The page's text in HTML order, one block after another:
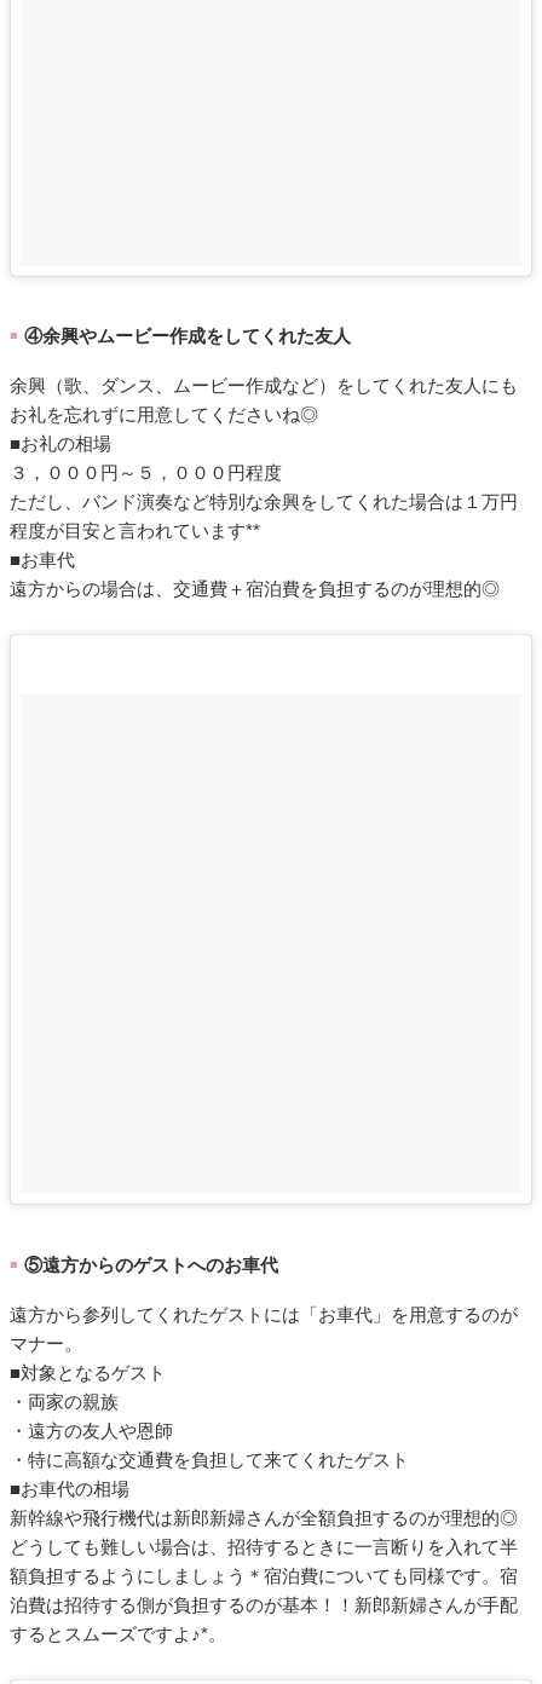
■ ④余興やムービー作成をしてくれた友人
余興（歌、ダンス、ムービー作成など）をしてくれた友人にも
お礼を忘れずに用意してくださいね◎
■お礼の相場
３，０００円～５，０００円程度
ただし、バンド演奏など特別な余興をしてくれた場合は１万円
程度が目安と言われています**
■お車代
遠方からの場合は、交通費＋宿泊費を負担するのが理想的◎
■ ⑤遠方からのゲストへのお車代
遠方から参列してくれたゲストには「お車代」を用意するのが
マナー。
■対象となるゲスト
・両家の親族
・遠方の友人や恩師
・特に高額な交通費を負担して来てくれたゲスト
■お車代の相場
新幹線や飛行機代は新郎新婦さんが全額負担するのが理想的◎
どうしても難しい場合は、招待するときに一言断りを入れて半
額負担するようにしましょう＊宿泊費についても同様です。宿
泊費は招待する側が負担するのが基本！！新郎新婦さんが手配
するとスムーズですよ♪*。